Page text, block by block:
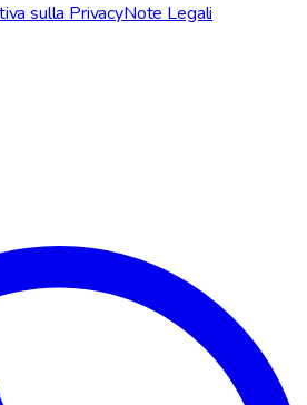
sulla PrivacyNote Legali
la tua esperienza, analizzare il
di marketing. Puoi scegliere quali